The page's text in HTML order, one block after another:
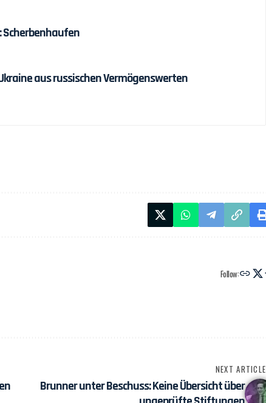
Scherbenhaufen
aus russischen Vermögenswerten
Follow:
NEXT ARTICLE
Brunner unter Beschuss: Keine Übersicht über